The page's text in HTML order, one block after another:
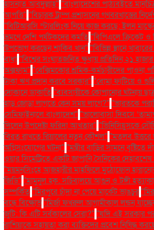
হাসনাত আবদুল্লাহ" "বাংলাদেশের পাঠ্যবইতে
আপত্তি" "বিচারক ট্রাম্প প্রশাসনের গণবরখাস্তের
"বিটিআরসি স্টারলিংক নিয়ে কাজ করছে: ইলন
ভ্রমণে দেশি পর্যটকদের কমতি"বিপিএলে ক্রিকেট ও
উপভোগ করছেন শাকিব খান" "বিভিন্ন স্থানে
বাধা"বিশ্বের সংঘাতজনিত ক্ষুধায় প্রতিদিন ২১
অক্সফাম" "বেক্সিমকোর শ্রমিক-কর্মচারীদের
টাকা ঋণ প্রদান করবে সরকার" "বোমা ফাটিয়ে ও
দোকানে ডাকাতি"ব্যবসায়ীকে কোপানোর ঘটনায়
হাড় জোড়া লাগতে কেন সময় লাগে?" "ভারতকে
সেমিফাইনালে বাংলাদেশ" "ভালোবাসা দিবসে
দিলেন উপদেষ্টা ফরিদা আখতার" "ভিনিসিয়ুসকে
বিরত রাখতে রিয়ালের নতুন কৌশল" "মতলব উত্তরে
অগ্নিসংযোগের ঘটনা" "মন্ত্রীর বাড়ির সামনে বৃষ্টিতে
ওয়ার সিমেট্রিতে একটি জাপানি সৈনিকের দেহাবশেষ
"ময়মনসিংহে আজহারীর মাহফিলে মুঠোফোন
জিডি" "মামুনুল হক: সচিবালয়ে আগুন ও টঙ্গী
সম্পর্কিত"মিরপুরে চাঁদা না পেয়ে মার্কেট ভাঙচুর
বন্ধে বিক্ষোভ"মির্জা ফখরুল আগামীকাল লন্ডন
জুটি: কি এটি সর্বকালের সেরা?" "যদি এই সরকার
রাশিয়াকে সহায়তা করা ব্যক্তিদের প্রবেশ নিষিদ্ধ